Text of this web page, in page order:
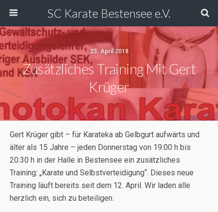
SC Karate Bestensee e.V.
25. April 2018
Zusätzliches Training Mit Gert
Krüger
Gert Krüger gibt – für Karateka ab Gelbgurt aufwärts und
älter als 15 Jahre – jeden Donnerstag von 19:00 h bis
20:30 h in der Halle in Bestensee ein zusätzliches
Training: „Karate und Selbstverteidigung“. Dieses neue
Training läuft bereits seit dem 12. April. Wir laden alle
herzlich ein, sich zu beteiligen.